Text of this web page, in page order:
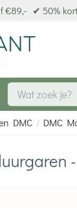
€89,- ✔ 50%
DMC / DMC